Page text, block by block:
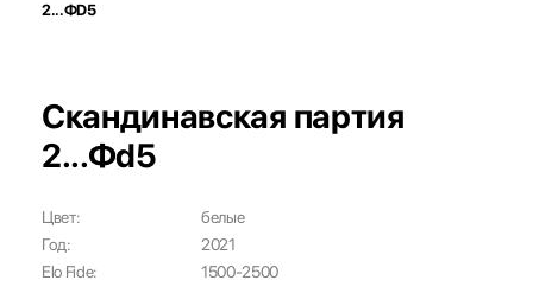
2...ФD5
Скандинавская партия
2...Фd5
Цвет:
белые
Год:
2021
Elo Fide:
1500-2500